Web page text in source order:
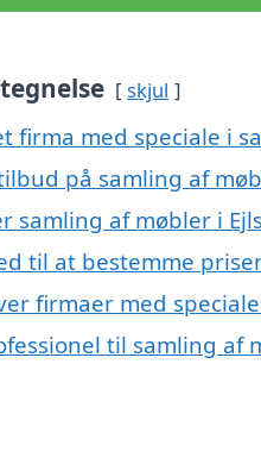
skjul
firma med speciale i
på samling af
samling af møbler i
til at bestemme
firmaer med
til samling af